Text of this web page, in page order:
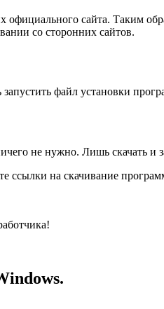
сайта. Таким
со сторонних сайтов.
запустить файл установки
не нужно. Лишь скачать и
ссылки на скачивание